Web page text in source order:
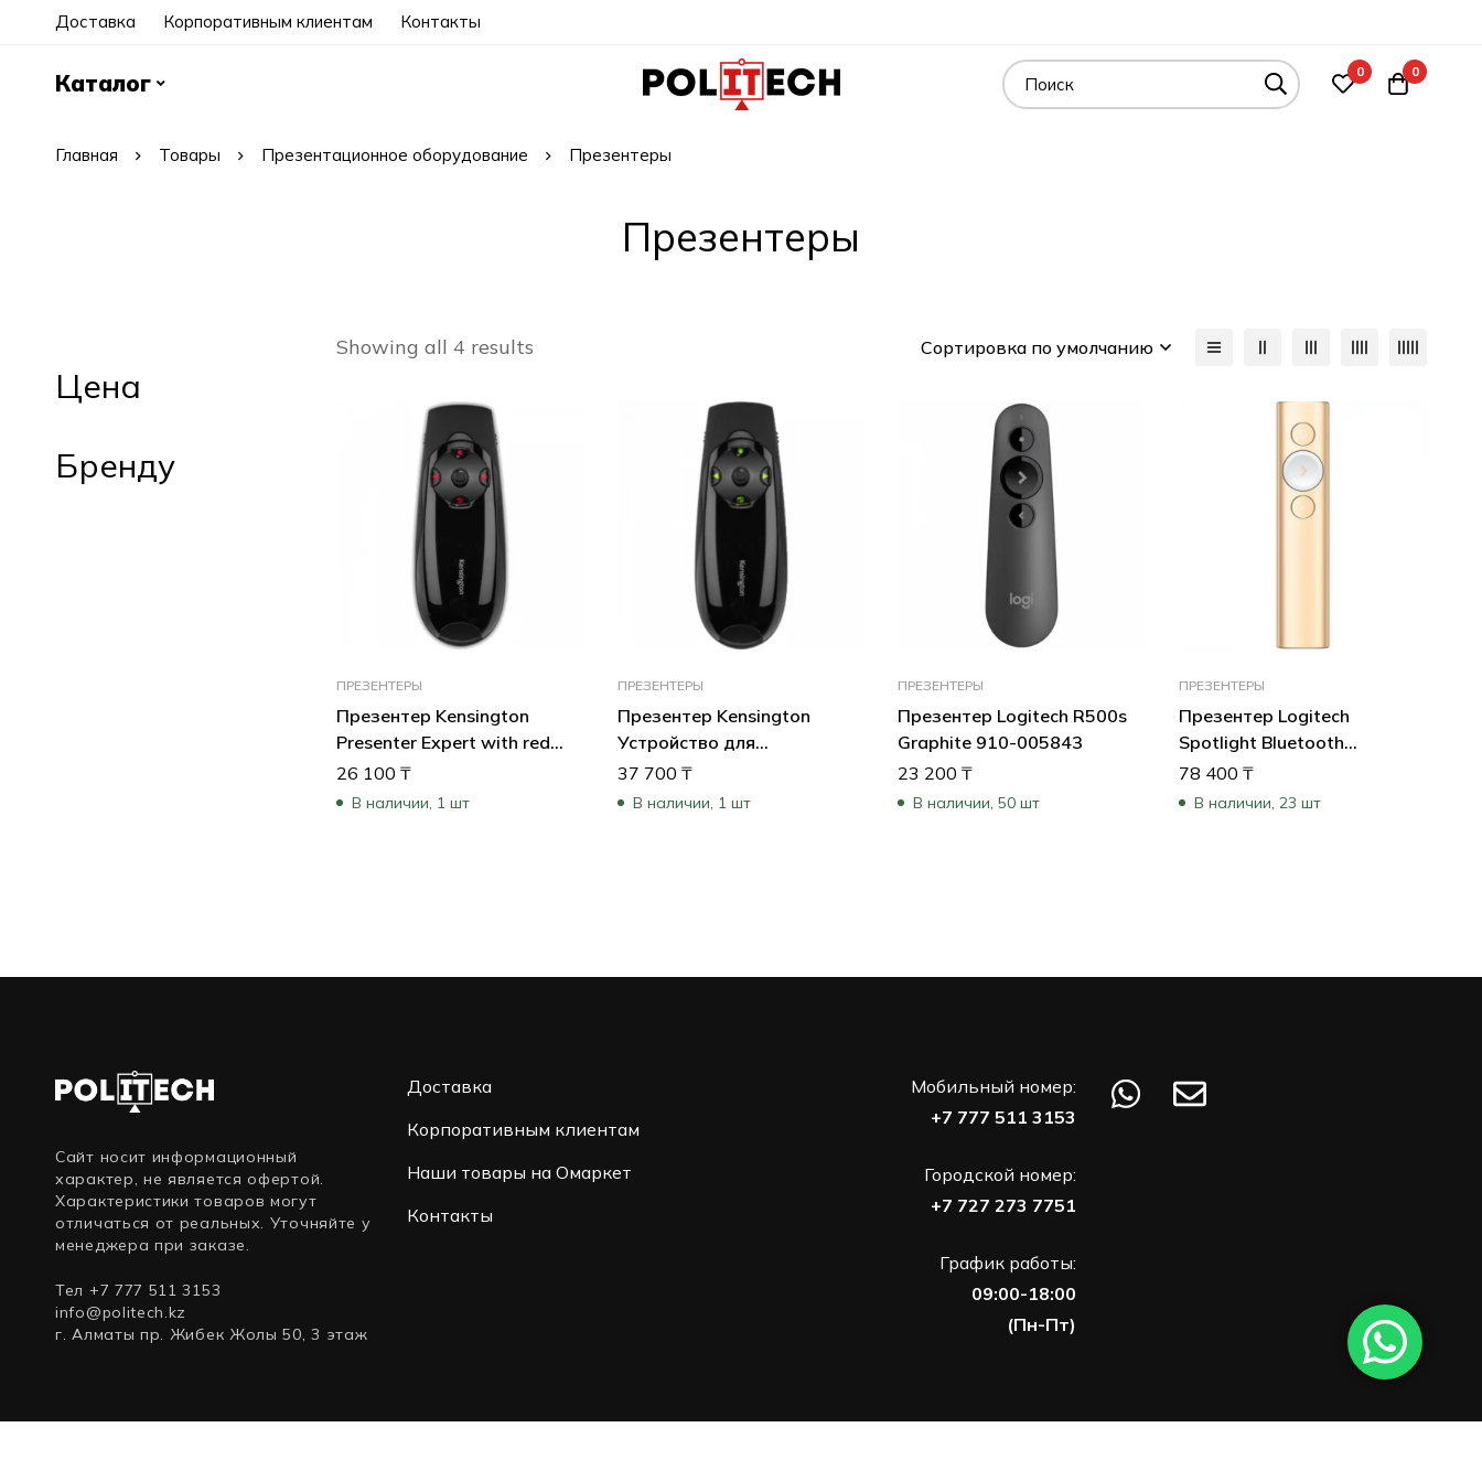
Доставка Корпоративным клиентам Контакты
Каталог 0 0
Главная Товары Презентационное оборудование Презентеры
Презентеры
Цена
Бренду
Showing all 4 results Сортировка по умолчанию
ПРЕЗЕНТЕРЫ
Презентер Kensington
Presenter Expert with red
Laser K72425EU
26 100 ₸
В наличии, 1 шт
ПРЕЗЕНТЕРЫ
Презентер Kensington
Устройство для
презентаций Expert с
зеленым лазером K72426EU
37 700 ₸
В наличии, 1 шт
ПРЕЗЕНТЕРЫ
Презентер Logitech R500s
Graphite 910-005843
23 200₸
В наличии, 50 шт
ПРЕЗЕНТЕРЫ
Презентер Logitech
Spotlight Bluetooth
Presentation Remote – GOLD
910-004862
78 400₸
В наличии, 23 шт
Сайт носит информационный
характер, не является офертой.
Характеристики товаров могут
отличаться от реальных. Уточняйте у
менеджера при заказе.
Тел +7 777 511 3153
info@politech.kz
г. Алматы пр. Жибек Жолы 50, 3 этаж
Доставка
Корпоративным клиентам
Наши товары на Омаркет
Контакты
Мобильный номер:
+7 777 511 3153
Городской номер:
+7 727 273 7751
График работы:
09:00-18:00
(Пн-Пт)